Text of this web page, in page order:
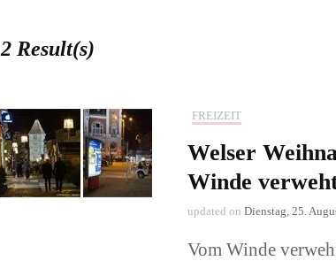
Naturerlebnisse/ Sonstiges
📞Preise & Fotograf
2 Result(s)
FREIZEIT
Welser
Winde
updated on Dienstag, 25.
Vom Winde